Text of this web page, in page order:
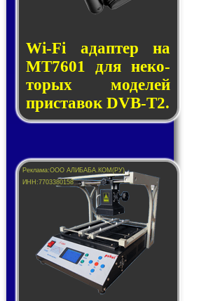
Wi-Fi адап­тер на
MT7601 для не­ко­
то­рых мо­де­лей
прис­та­вок DVB-T2.